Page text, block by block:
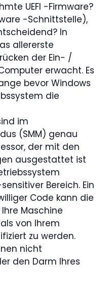
UEFI -Firmware?
-Schnittstelle),
In
allererste
der Ein- /
erwacht. Es
bevor Windows
die
im
(SMM) genau
der mit den
ausgestattet ist
Bereich. Ein
Code kann die
Maschine
von Ihrem
zu werden.
nicht
den Darm Ihres